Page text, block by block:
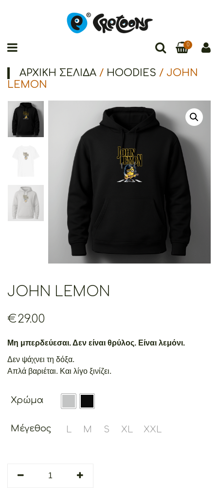
0
ΑΡΧΙΚΉ ΣΕΛΊΔΑ / HOODIES / JOHN
LEMON
JOHN LEMON
€29.00
Μη μπερδεύεσαι. Δεν είναι θρύλος. Είναι λεμόνι.
Δεν ψάχνει τη δόξα.
Απλά βαριέται. Και λίγο ξινίζει.
Χρώμα
Μέγεθος L M S XL XXL
LEMON